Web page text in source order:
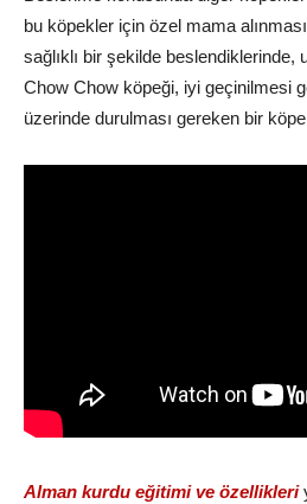
bu köpekler için özel mama
sağlıklı bir şekilde beslendiklerinde,
Chow Chow köpeği, iyi geçinilmesi
üzerinde durulması gereken bir
Alman kurdu eğitimi ve özellikleri